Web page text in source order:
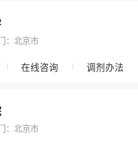
北京市
在线咨询 调剂办法
北京市